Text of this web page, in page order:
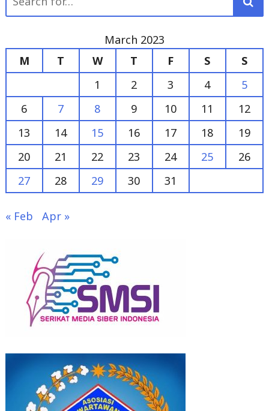
1
2 3 4
5
6
7 8 9 10 11
12
13
14 15 16 17 18
19
20
21 22 23 24 25
26
27
28 29 30 31
« Feb Apr »